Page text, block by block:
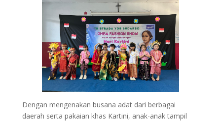
Dengan mengenakan busana adat dari berbagai
daerah serta pakaian khas Kartini, anak-anak tampil